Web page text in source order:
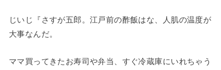
じいじ『さすが五郎。江戸前の酢飯はな、人肌の温度が
大事なんだ。
ママ買ってきたお寿司や弁当、すぐ冷蔵庫にいれちゃう